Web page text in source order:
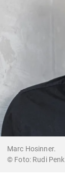
Marc Hosinner.
Rudi Penk